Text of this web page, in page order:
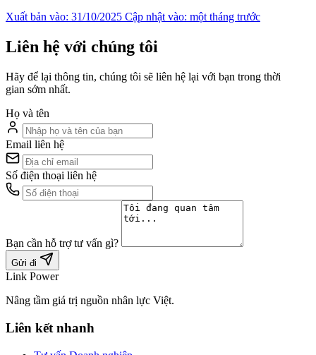
Xuất bản vào: 31/10/2025 Cập nhật vào: một tháng trước
Liên hệ với chúng tôi
Hãy để lại thông tin, chúng tôi sẽ liên hệ lại với bạn trong thời
gian sớm nhất.
Họ và tên
Email liên hệ
Số điện thoại liên hệ
Bạn cần hỗ trợ tư vấn gì?
Gửi đi
Link Power
Nâng tầm giá trị nguồn nhân lực Việt.
Liên kết nhanh